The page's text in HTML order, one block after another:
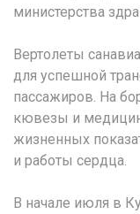
министерства
Вертолеты
для успешной
пассажиров. На
кювезы и
жизненных
и работы сердца.
В начале июля в